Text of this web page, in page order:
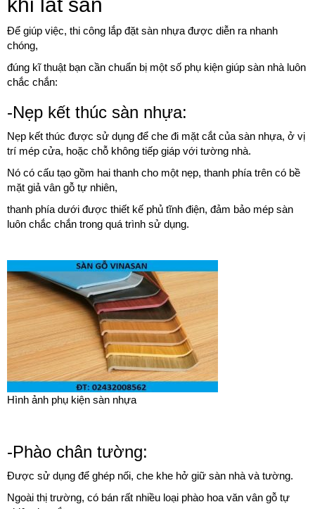
khi lát sàn
Để giúp việc, thi công lắp đặt sàn nhựa được diễn ra nhanh
chóng,
đúng kĩ thuật bạn cần chuẩn bị một số phụ kiện giúp sàn nhà luôn
chắc chắn:
-Nẹp kết thúc sàn nhựa:
Nẹp kết thúc được sử dụng để che đi mặt cắt của sàn nhựa, ở vị
trí mép cửa, hoặc chỗ không tiếp giáp với tường nhà.
Nó có cấu tạo gồm hai thanh cho một nẹp, thanh phía trên có bề
mặt giả vân gỗ tự nhiên,
thanh phía dưới được thiết kế phủ tĩnh điện, đảm bảo mép sàn
luôn chắc chắn trong quá trình sử dụng.
Hình ảnh phụ kiện sàn nhựa
-Phào chân tường:
Được sử dụng để ghép nối, che khe hở giữ sàn nhà và tường.
Ngoài thị trường, có bán rất nhiều loại phào hoa văn vân gỗ tự